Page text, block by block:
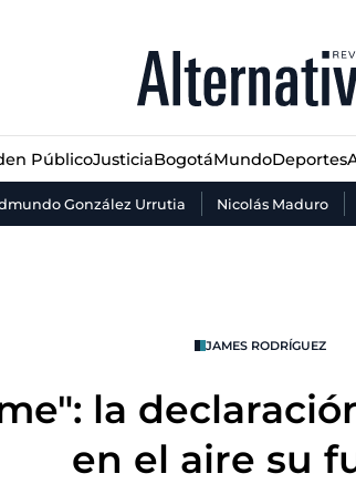
PúblicoJusticiaBogotáMundoDeportes
González Urrutia Nicolás Maduro
JusticiaBogotáMundo Deportes
JAMES RODRÍGUEZ
la
en el aire su